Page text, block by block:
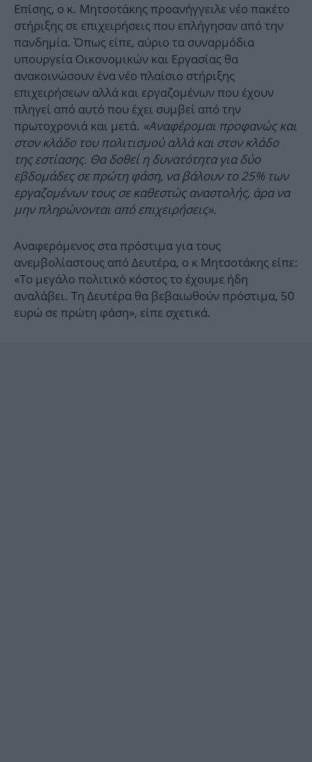
Επίσης, ο κ. Μητσοτάκης προανήγγειλε νέο πακέτο
στήριξης σε επιχειρήσεις που επλήγησαν από την
πανδημία. Όπως είπε, αύριο τα συναρμόδια
υπουργεία Οικονομικών και Εργασίας θα
ανακοινώσουν ένα νέο πλαίσιο στήριξης
επιχειρήσεων αλλά και εργαζομένων που έχουν
πληγεί από αυτό που έχει συμβεί από την
πρωτοχρονιά και μετά. «Αναφέρομαι προφανώς και
στον κλάδο του πολιτισμού αλλά και στον κλάδο
της εστίασης. Θα δοθεί η δυνατότητα για δύο
εβδομάδες σε πρώτη φάση, να βάλουν το 25% των
εργαζομένων τους σε καθεστώς αναστολής, άρα να
μην πληρώνονται από επιχειρήσεις».
Αναφερόμενος στα πρόστιμα για τους
ανεμβολίαστους από Δευτέρα, ο κ Μητσοτάκης είπε:
«Το μεγάλο πολιτικό κόστος το έχουμε ήδη
αναλάβει. Τη Δευτέρα θα βεβαιωθούν πρόστιμα, 50
ευρώ σε πρώτη φάση», είπε σχετικά.